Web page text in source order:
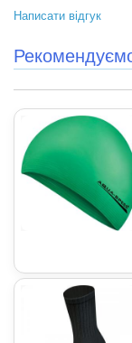
Написати відгук